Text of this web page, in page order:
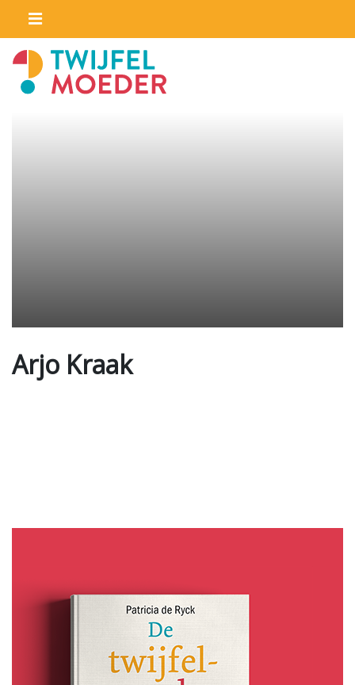
Arjo Kraak